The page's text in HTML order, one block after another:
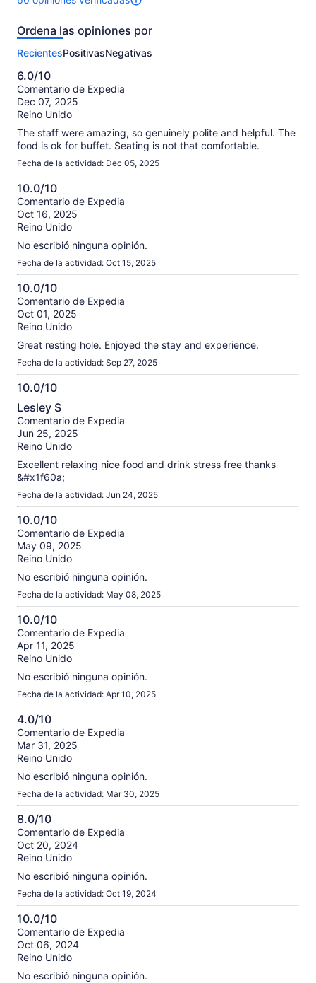
Hay
opiniones
esta
actividad.
Más
información
sobre
nuestras
opiniones
verificadas
Ordena las opiniones por
RecientesPositivasNegativas
6.0/10
6.0
de
10
Comentario de Expedia
Dec 07, 2025
Reino Unido
The staff were amazing, so genuinely polite and helpful. The
food is ok for buffet. Seating is not that comfortable.
Fecha de la actividad: Dec 05, 2025
10.0/10
10.0
de
10
Comentario de Expedia
Oct 16, 2025
Reino Unido
No escribió ninguna opinión.
Fecha de la actividad: Oct 15, 2025
10.0/10
10.0
de
10
Comentario de Expedia
Oct 01, 2025
Reino Unido
Great resting hole. Enjoyed the stay and experience.
Fecha de la actividad: Sep 27, 2025
10.0/10
10.0
de
10
Lesley S
Comentario de Expedia
Jun 25, 2025
Reino Unido
Excellent relaxing nice food and drink stress free thanks
&#x1f60a;
Fecha de la actividad: Jun 24, 2025
10.0/10
10.0
de
10
Comentario de Expedia
May 09, 2025
Reino Unido
No escribió ninguna opinión.
Fecha de la actividad: May 08, 2025
10.0/10
10.0
de
10
Comentario de Expedia
Apr 11, 2025
Reino Unido
No escribió ninguna opinión.
Fecha de la actividad: Apr 10, 2025
4.0/10
4.0
de
10
Comentario de Expedia
Mar 31, 2025
Reino Unido
No escribió ninguna opinión.
Fecha de la actividad: Mar 30, 2025
8.0/10
8.0
de
10
Comentario de Expedia
Oct 20, 2024
Reino Unido
No escribió ninguna opinión.
Fecha de la actividad: Oct 19, 2024
10.0/10
10.0
de
10
Comentario de Expedia
Oct 06, 2024
Reino Unido
No escribió ninguna opinión.